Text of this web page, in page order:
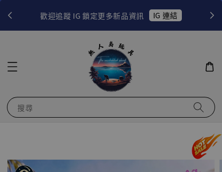
歡迎追蹤 IG 鎖定更多新品資訊 IG 連結
搜尋